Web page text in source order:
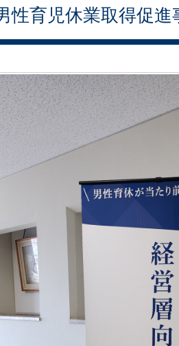
性育児休業取得促